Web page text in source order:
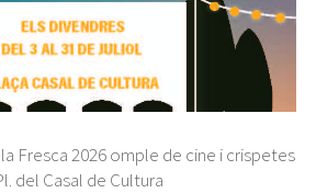
Fresca 2026 omple de cine i crispetes
del Casal de Cultura